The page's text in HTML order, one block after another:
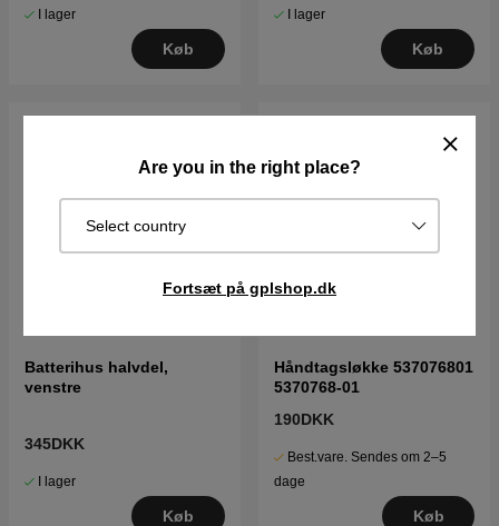
Are you in the right place?
Select country
Fortsæt på gplshop.dk
I lager
Køb
I lager
Køb
Batterihus halvdel,
venstre
345DKK
I lager
Køb
Håndtagsløkke 537076801
5370768-01
190DKK
Best.vare. Sendes om 2–5
dage
Køb